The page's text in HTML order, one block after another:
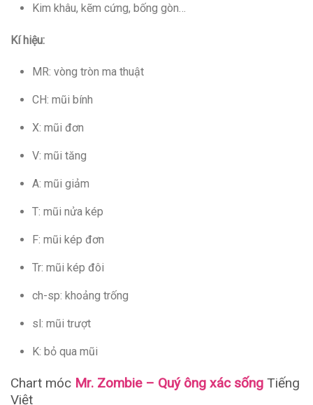
Kim khâu, kẽm cứng, bống gòn…
Kí hiệu:
MR: vòng tròn ma thuật
CH: mũi bính
X: mũi đơn
V: mũi tăng
A: mũi giảm
T: mũi nửa kép
F: mũi kép đơn
Tr: mũi kép đôi
ch-sp: khoảng trống
sl: mũi trượt
K: bỏ qua mũi
Chart móc Mr. Zombie – Quý ông xác sống Tiếng
Việt